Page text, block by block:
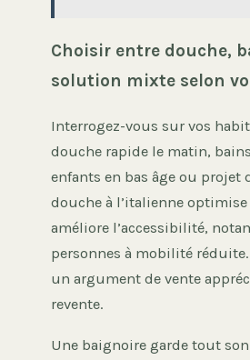
Choisir entre douche,
solution mixte selon
Interrogez-vous sur vos
douche rapide le matin,
enfants en bas âge ou projet
douche à l’italienne optimise
améliore l’accessibilité,
personnes à mobilité
un argument de vente
revente.
Une baignoire garde tout